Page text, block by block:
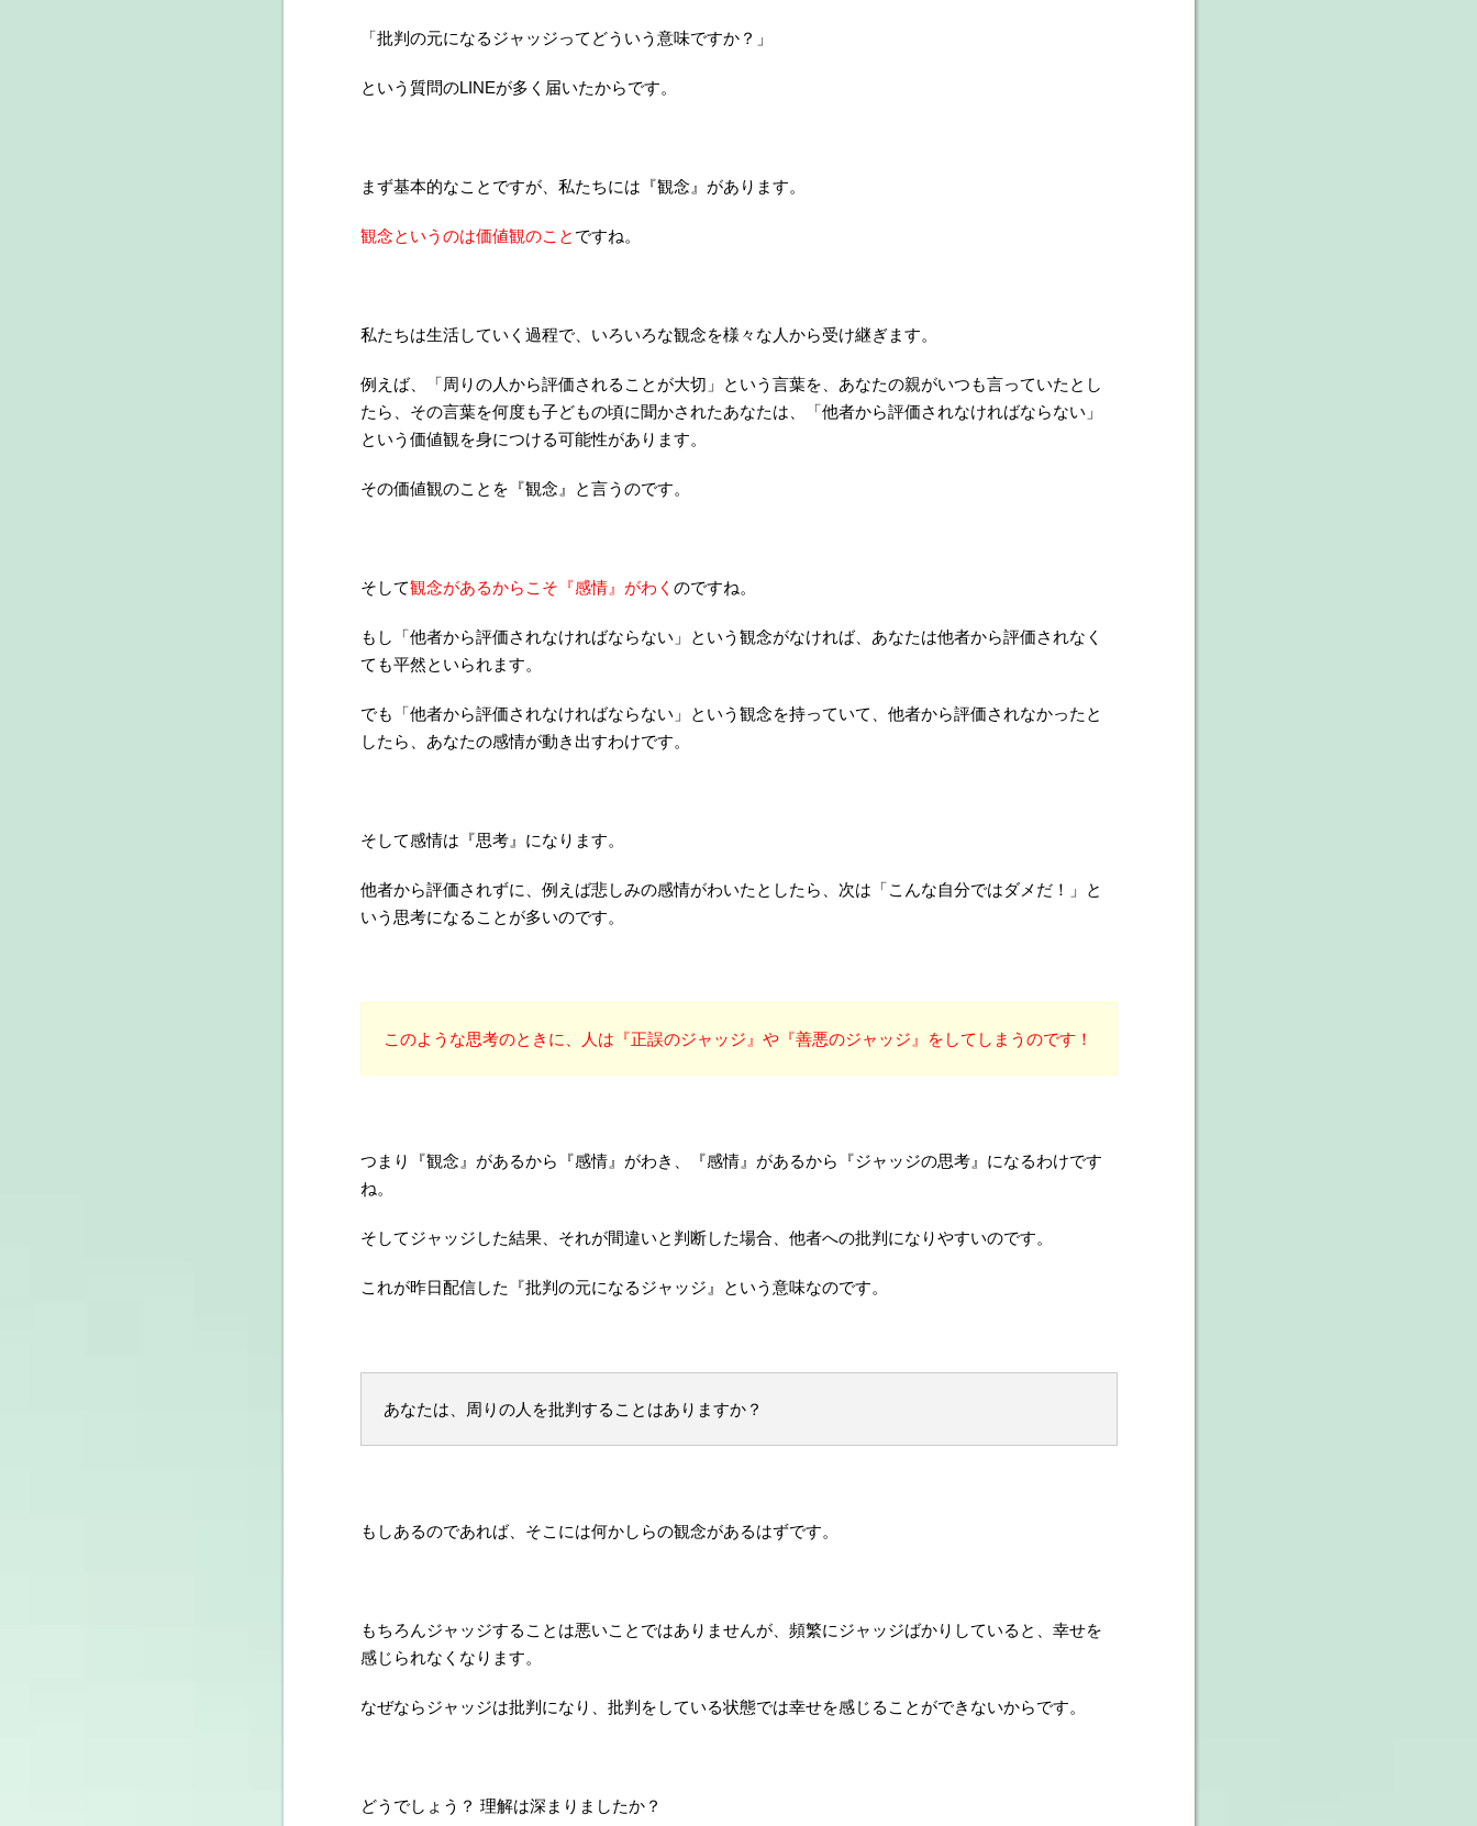
「批判の元になるジャッジってどういう意味ですか？」
という質問のLINEが多く届いたからです。
まず基本的なことですが、私たちには『観念』があります。
観念というのは価値観のこと ですね。
私たちは生活していく過程で、いろいろな観念を様々な人から受け継ぎます。
例えば、「周りの人から評価されることが大切」という言葉を、あなたの親がいつも言っていたとし
たら、その言葉を何度も子どもの頃に聞かされたあなたは、「他者から評価されなければならない」
という価値観を身につける可能性があります。
その価値観のことを『観念』と言うのです。
そして観念があるからこそ『感情』がわく のですね。
もし「他者から評価されなければならない」という観念がなければ、あなたは他者から評価されなく
ても平然といられます。
でも「他者から評価されなければならない」という観念を持っていて、他者から評価されなかったと
したら、あなたの感情が動き出すわけです。
そして感情は『思考』になります。
他者から評価されずに、例えば悲しみの感情がわいたとしたら、次は「こんな自分ではダメだ！」と
いう思考になることが多いのです。
このような思考のときに、人は『正誤のジャッジ』や『善悪のジャッジ』をしてしまうのです！
つまり『観念』があるから『感情』がわき、『感情』があるから『ジャッジの思考』になるわけです
ね。
そしてジャッジした結果、それが間違いと判断した場合、他者への批判になりやすいのです。
これが昨日配信した『批判の元になるジャッジ』という意味なのです。
あなたは、周りの人を批判することはありますか？
もしあるのであれば、そこには何かしらの観念があるはずです。
もちろんジャッジすることは悪いことではありませんが、頻繁にジャッジばかりしていると、幸せを
感じられなくなります。
なぜならジャッジは批判になり、批判をしている状態では幸せを感じることができないからです。
どうでしょう？ 理解は深まりましたか？